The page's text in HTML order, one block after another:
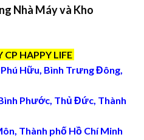
Nhà Máy và Kho
HAPPY LIFE
Hữu, Bình Trưng Đông,
Phước, Thủ Đức, Thành
Thành phố Hồ Chí Minh